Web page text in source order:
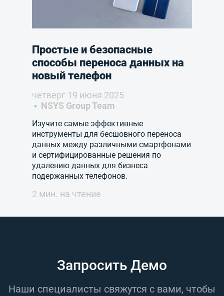
Простые и безопасные
способы переноса данных на
новый телефон
четверг 19 июня 2025
NSYS Group Team
Изучите самые эффективные
инструменты для бесшовного переноса
данных между различными смартфонами
и сертифицированные решения по
удалению данных для бизнеса
подержанных телефонов.
2 мин. на чтение
Запросить Демо
Наши специалисты свяжутся с вами, чтобы